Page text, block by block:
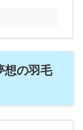
想の羽毛